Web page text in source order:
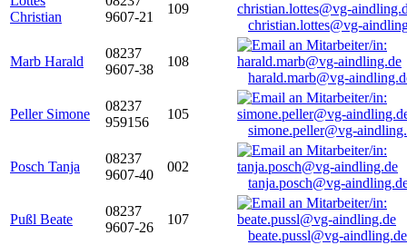
Christian
9607-21
109
christian.lottes@vg-
Marb Harald
08237
9607-38
108
harald.marb@vg-
Peller Simone
08237
959156
105
simone.peller@vg-
Posch Tanja
08237
9607-40
002
tanja.posch@vg-
Pußl Beate
08237
9607-26
107
beate.pussl@vg-aindling.de